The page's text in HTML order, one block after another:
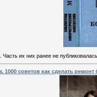
их них ранее не
советов как сделать ремонт